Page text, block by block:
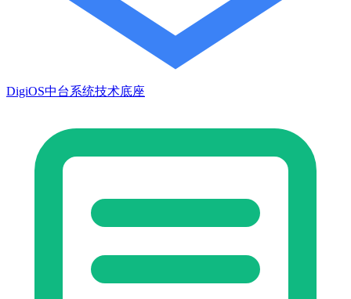
DigiOS中台系统技术底座